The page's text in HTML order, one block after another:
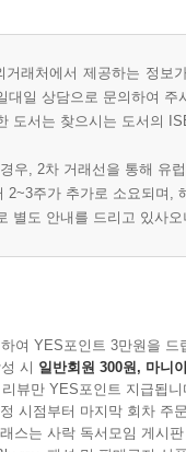
거래처에서 제공하는 정
대일 상담으로 문의하여 주
도서는 찾으시는 도서의
우, 2차 거래선을 통해 유
2~3주가 추가로 소요되며,
별도 안내를 드리고 있사
여 YES포인트 3만원을 드
시 일반회원 300원, 마니
뷰만 YES포인트 지급됩니
시점부터 마지막 회차 주
스는 사락 독서모임 게시